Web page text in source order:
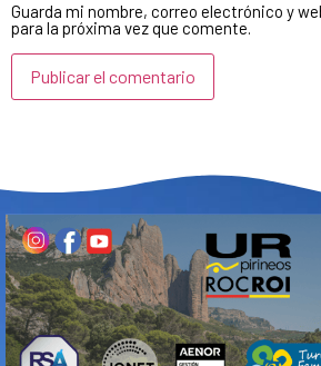
Guarda mi nombre, correo electrónico y
para la próxima vez que comente.